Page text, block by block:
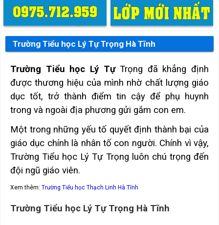
Trường Tiểu học Lý Tự Trọng Hà Tĩnh
Trường Tiểu học Lý TựTrọng đã khẳng định
được thương hiệu của mình nhờ chất lượng giáo
dục tốt, trở thành điểm tin cậy để phụ huynh
trong và ngoài địa phương gửi gắm con em.
Một trong những yếu tố quyết định thành bại của
giáo dục chính là nhân tố con người. Chính vì vậy,
Trường Tiểu học Lý Tự Trọng luôn chú trọng đến
đội ngũ giáo viên.
Xem thêm: Trường Tiểu học Thạch Linh Hà Tĩnh
Trường Tiểu học Lý Tự Trọng Hà Tĩnh